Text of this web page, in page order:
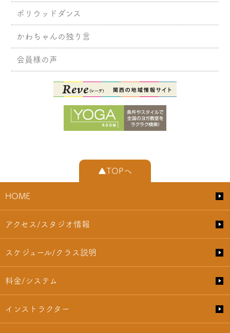
ボリウッドダンス
かわちゃんの独り言
会員様の声
▲TOPへ
HOME
アクセス/スタジオ情報
スケジュール/クラス説明
料金/システム
インストラクター